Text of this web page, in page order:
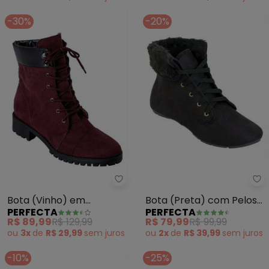
-30%
Perfecta - Bota (Vinho) em
Bota (Vinho) em
Camurça
PERFECTA
R$ 89,99R$ 129,99
ou 3x de R$ 29,99 sem juros
-20%
Bota (Preta) com Pelos
no Cano
PERFECTA
R$ 79,99R$ 99,99
ou 2x de R$ 39,99 sem juros
-10% -25%